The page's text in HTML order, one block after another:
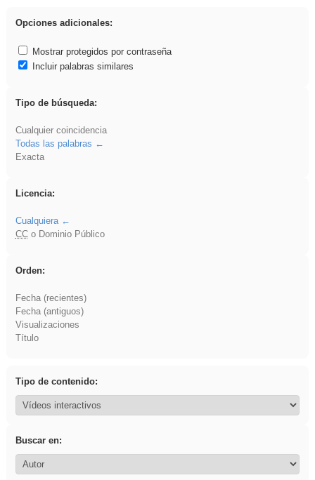
Opciones adicionales:
Mostrar protegidos por contraseña
Incluir palabras similares
Tipo de búsqueda:
Cualquier coincidencia
Todas las palabras
Exacta
Licencia:
Cualquiera
CCo Dominio Público
Orden:
Fecha (recientes)
Fecha (antiguos)
Visualizaciones
Título
Tipo de contenido:
Buscar en: